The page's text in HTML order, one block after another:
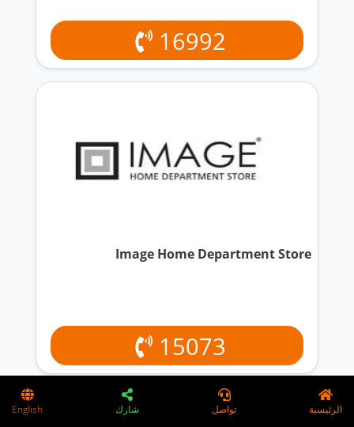
16992
Image Home Department Store
15073
الرئيسية تواصل شارك English